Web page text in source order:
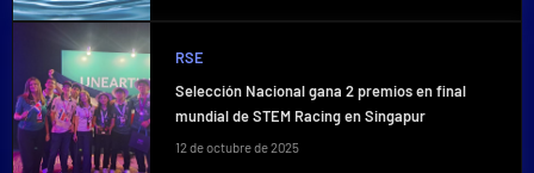
RSE
Selección Nacional gana 2 premios en final
mundial de STEM Racing en Singapur
12 de octubre de 2025